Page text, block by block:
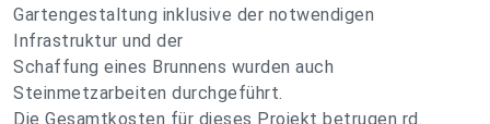
Gartengestaltung inklusive der notwendigen
Infrastruktur und der
Schaffung eines Brunnens wurden auch
Steinmetzarbeiten durchgeführt.
Die Gesamtkosten für dieses Projekt betrugen rd.